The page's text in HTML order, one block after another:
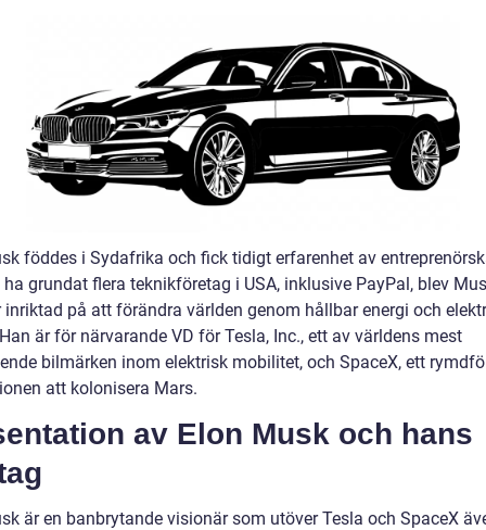
föddes i Sydafrika och fick tidigt erfarenhet av
grundat flera teknikföretag i USA, inklusive PayPal, blev
inriktad på att förändra världen genom hållbar energi och
är för närvarande VD för Tesla, Inc., ett av världens mest
bilmärken inom elektrisk mobilitet, och SpaceX, ett
att kolonisera Mars.
av Elon Musk och hans
är en banbrytande visionär som utöver Tesla och SpaceX